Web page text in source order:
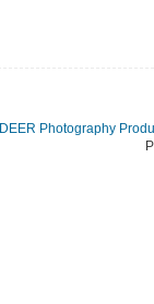
DEER Photography